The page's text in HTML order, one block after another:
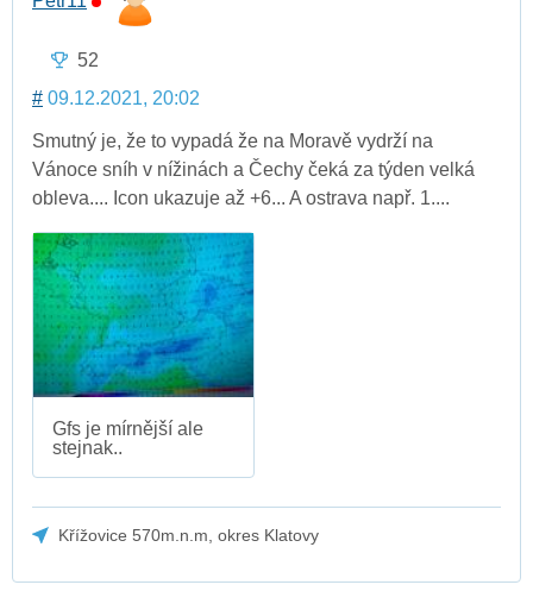
52
# 09.12.2021, 20:02
Smutný je, že to vypadá že na Moravě vydrží na
Vánoce sníh v nížinách a Čechy čeká za týden velká
obleva.... Icon ukazuje až +6... A ostrava např. 1....
Gfs je mírnější ale
stejnak..
Křížovice 570m.n.m, okres Klatovy